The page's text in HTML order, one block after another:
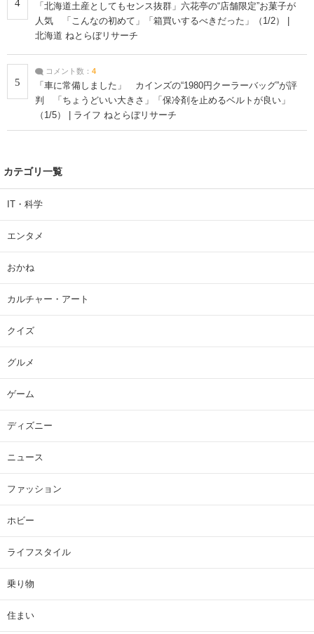
4
「北海道土産としてもセンス抜群」六花亭の“店舗限定”お菓子が
人気 「こんなの初めて」「箱買いするべきだった」（1/2） |
北海道 ねとらぼリサーチ
5
コメント数： 4
「車に常備しました」 カインズの“1980円クーラーバッグ”が評
判 「ちょうどいい大きさ」「保冷剤を止めるベルトが良い」
（1/5） | ライフ ねとらぼリサーチ
カテゴリ一覧
IT・科学
エンタメ
おかね
カルチャー・アート
クイズ
グルメ
ゲーム
ディズニー
ニュース
ファッション
ホビー
ライフスタイル
乗り物
住まい